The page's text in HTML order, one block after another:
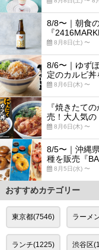
8/8〜｜朝食
『
8月8日(土) 〜
8/6〜｜ゆず
定のカルビ丼
8月6日(木) 〜
『焼きたて
売！大人気
8月6日(木) 〜
8/5〜｜沖縄
種を販売『
8月5日(水) 〜
おすすめカテゴリー
東京都(7546) ラーメ
ランチ(1225) 渋谷区